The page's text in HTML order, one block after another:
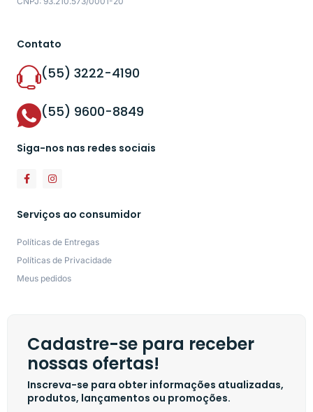
Contato
(55) 3222-4190
(55) 9600-8849
Siga-nos nas redes sociais
Serviços ao consumidor
Políticas de Entregas
Políticas de Privacidade
Meus pedidos
Cadastre-se para receber
nossas ofertas!
Inscreva-se para obter informações atualizadas,
produtos, lançamentos ou promoções.